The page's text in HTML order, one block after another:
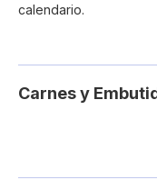
calendario.
Carnes y